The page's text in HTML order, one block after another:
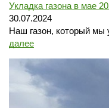
Перезвонить
+7 (495) 181-
Укладка газона в мае
30.07.2024
Наш газон, который мы
далее